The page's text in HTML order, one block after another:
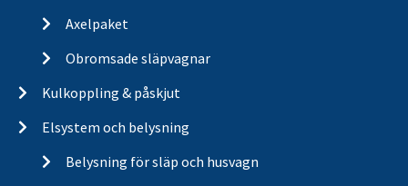
Axelpaket
Obromsade släpvagnar
Kulkoppling & påskjut
Elsystem och belysning
Belysning för släp och husvagn